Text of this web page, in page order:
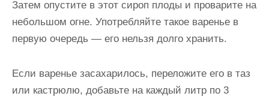
Затем опустите в этот сироп плоды и проварите на
небольшом огне. Употребляйте такое варенье в
первую очередь — его нельзя долго хранить.
Если варенье засахарилось, переложите его в таз
или кастрюлю, добавьте на каждый литр по 3